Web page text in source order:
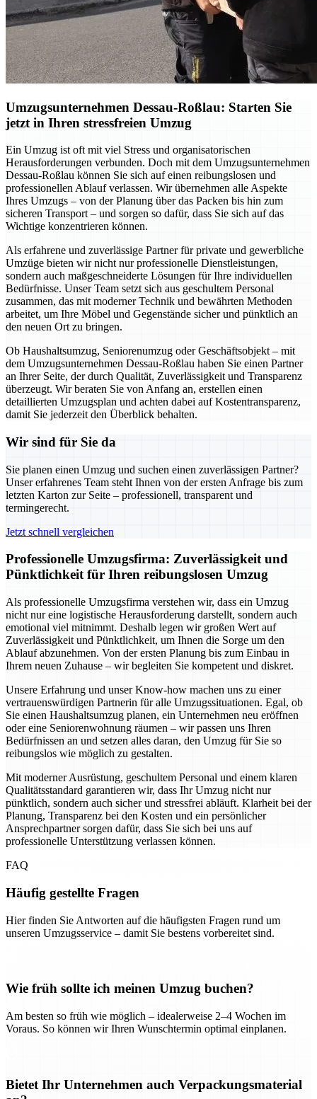
Umzugsunternehmen Dessau-Roßlau: Starten Sie
jetzt in Ihren stressfreien Umzug
Ein Umzug ist oft mit viel Stress und organisatorischen
Herausforderungen verbunden. Doch mit dem Umzugsunternehmen
Dessau-Roßlau können Sie sich auf einen reibungslosen und
professionellen Ablauf verlassen. Wir übernehmen alle Aspekte
Ihres Umzugs – von der Planung über das Packen bis hin zum
sicheren Transport – und sorgen so dafür, dass Sie sich auf das
Wichtige konzentrieren können.
Als erfahrene und zuverlässige Partner für private und gewerbliche
Umzüge bieten wir nicht nur professionelle Dienstleistungen,
sondern auch maßgeschneiderte Lösungen für Ihre individuellen
Bedürfnisse. Unser Team setzt sich aus geschultem Personal
zusammen, das mit moderner Technik und bewährten Methoden
arbeitet, um Ihre Möbel und Gegenstände sicher und pünktlich an
den neuen Ort zu bringen.
Ob Haushaltsumzug, Seniorenumzug oder Geschäftsobjekt – mit
dem Umzugsunternehmen Dessau-Roßlau haben Sie einen Partner
an Ihrer Seite, der durch Qualität, Zuverlässigkeit und Transparenz
überzeugt. Wir beraten Sie von Anfang an, erstellen einen
detaillierten Umzugsplan und achten dabei auf Kostentransparenz,
damit Sie jederzeit den Überblick behalten.
Wir sind für Sie da
Sie planen einen Umzug und suchen einen zuverlässigen Partner?
Unser erfahrenes Team steht Ihnen von der ersten Anfrage bis zum
letzten Karton zur Seite – professionell, transparent und
termingerecht.
Jetzt schnell vergleichen
Professionelle Umzugsfirma: Zuverlässigkeit und
Pünktlichkeit für Ihren reibungslosen Umzug
Als professionelle Umzugsfirma verstehen wir, dass ein Umzug
nicht nur eine logistische Herausforderung darstellt, sondern auch
emotional viel mitnimmt. Deshalb legen wir großen Wert auf
Zuverlässigkeit und Pünktlichkeit, um Ihnen die Sorge um den
Ablauf abzunehmen. Von der ersten Planung bis zum Einbau in
Ihrem neuen Zuhause – wir begleiten Sie kompetent und diskret.
Unsere Erfahrung und unser Know-how machen uns zu einer
vertrauenswürdigen Partnerin für alle Umzugssituationen. Egal, ob
Sie einen Haushaltsumzug planen, ein Unternehmen neu eröffnen
oder eine Seniorenwohnung räumen – wir passen uns Ihren
Bedürfnissen an und setzen alles daran, den Umzug für Sie so
reibungslos wie möglich zu gestalten.
Mit moderner Ausrüstung, geschultem Personal und einem klaren
Qualitätsstandard garantieren wir, dass Ihr Umzug nicht nur
pünktlich, sondern auch sicher und stressfrei abläuft. Klarheit bei der
Planung, Transparenz bei den Kosten und ein persönlicher
Ansprechpartner sorgen dafür, dass Sie sich bei uns auf
professionelle Unterstützung verlassen können.
FAQ
Häufig gestellte Fragen
Hier finden Sie Antworten auf die häufigsten Fragen rund um
unseren Umzugsservice – damit Sie bestens vorbereitet sind.
Wie früh sollte ich meinen Umzug buchen?
Am besten so früh wie möglich – idealerweise 2–4 Wochen im
Voraus. So können wir Ihren Wunschtermin optimal einplanen.
Bietet Ihr Unternehmen auch Verpackungsmaterial